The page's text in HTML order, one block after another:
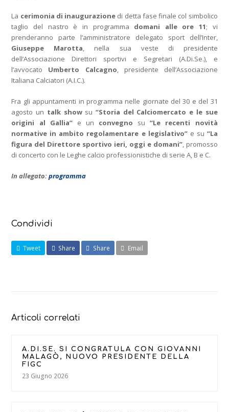
La cerimonia di inaugurazione di detta fase finale col simbolico
taglio del nastro è in programma domani alle ore 11; vi
prenderanno parte l’amministratore delegato sport dell’Inter,
Giuseppe Marotta, nella sua veste di presidente
dell’Associazione Direttori sportivi e Segretari (A.Di.Se.), e
l’avvocato Umberto Calcagno, presidente dell’Associazione
Italiana Calciatori (A.I.C.).
Fra gli appuntamenti in programma nelle giornate del 30 e del 31
agosto un talk showsu “Storia del Calciomercato e le sue
origini al Gallia” e un convegno su“Le recenti novità
normative in ambito regolamentare e legislativo” e su “La
figura del Direttore sportivo ieri, oggi e domani”, promosso
di concerto con le Leghe calcio professionistiche di serie A, B e C.
In allegato:programma
Condividi
Tweet Share Share Email
Articoli correlati
A.DI.SE. SI CONGRATULA CON GIOVANNI
MALAGÒ, NUOVO PRESIDENTE DELLA
FIGC
23 Giugno 2026